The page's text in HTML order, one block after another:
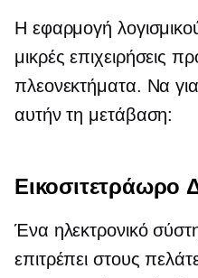
Η εφαρμογή
μικρές επιχειρήσεις
πλεονεκτήματα. Να
αυτήν τη μετάβαση:
Εικοσιτετράωρο
Ένα ηλεκτρονικό
επιτρέπει στους